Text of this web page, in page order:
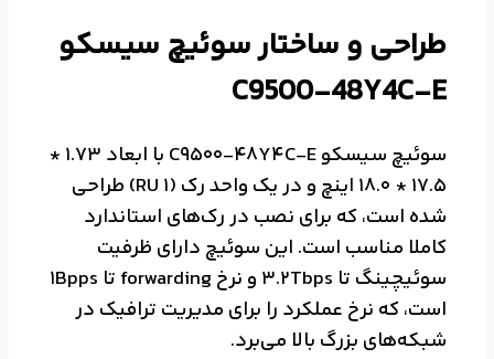
طراحی و ساختار سوئیچ سیسکو
C9500-48Y4C-E
سوئیچ سیسکو C9500-48Y4C-E با ابعاد 1.73 *
17.5 * 18.0 اینچ و در یک واحد رک (1 RU) طراحی
شده است، که برای نصب در رک‌های استاندارد
کاملا مناسب است. این سوئیچ دارای ظرفیت
سوئیچینگ تا 3.2Tbps و نرخ forwarding تا 1Bpps
است، که نرخ عملکرد را برای مدیریت ترافیک در
شبکه‌های بزرگ بالا می‌برد.